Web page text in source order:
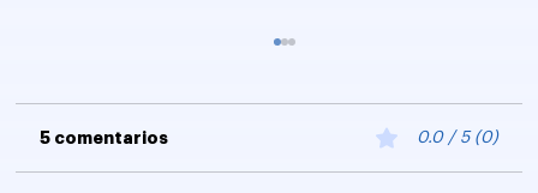
5 comentarios 0.0 / 5 (0)